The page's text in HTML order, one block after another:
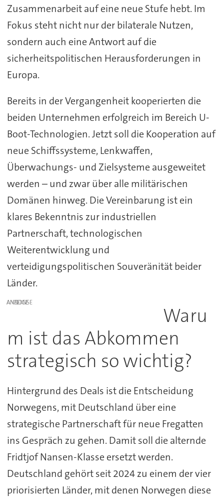
Zusammenarbeit auf eine neue Stufe hebt. Im
Fokus steht nicht nur der bilaterale Nutzen,
sondern auch eine Antwort auf die
sicherheitspolitischen Herausforderungen in
Europa.
Bereits in der Vergangenheit kooperierten die
beiden Unternehmen erfolgreich im Bereich U-
Boot-Technologien. Jetzt soll die Kooperation auf
neue Schiffssysteme, Lenkwaffen,
Überwachungs- und Zielsysteme ausgeweitet
werden – und zwar über alle militärischen
Domänen hinweg. Die Vereinbarung ist ein
klares Bekenntnis zur industriellen
Partnerschaft, technologischen
Weiterentwicklung und
verteidigungspolitischen Souveränität beider
Länder.
ANZEIGE
Waru
m ist das Abkommen
strategisch so wichtig?
Hintergrund des Deals ist die Entscheidung
Norwegens, mit Deutschland über eine
strategische Partnerschaft für neue Fregatten
ins Gespräch zu gehen. Damit soll die alternde
Fridtjof Nansen-Klasse ersetzt werden.
Deutschland gehört seit 2024 zu einem der vier
priorisierten Länder, mit denen Norwegen diese